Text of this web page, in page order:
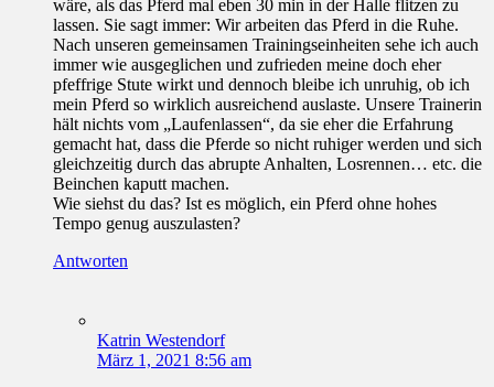
wäre, als das Pferd mal eben 30 min in der Halle flitzen zu
lassen. Sie sagt immer: Wir arbeiten das Pferd in die Ruhe.
Nach unseren gemeinsamen Trainingseinheiten sehe ich auch
immer wie ausgeglichen und zufrieden meine doch eher
pfeffrige Stute wirkt und dennoch bleibe ich unruhig, ob ich
mein Pferd so wirklich ausreichend auslaste. Unsere Trainerin
hält nichts vom „Laufenlassen“, da sie eher die Erfahrung
gemacht hat, dass die Pferde so nicht ruhiger werden und sich
gleichzeitig durch das abrupte Anhalten, Losrennen… etc. die
Beinchen kaputt machen.
Wie siehst du das? Ist es möglich, ein Pferd ohne hohes
Tempo genug auszulasten?
Antworten
Katrin Westendorf
März 1, 2021 8:56 am